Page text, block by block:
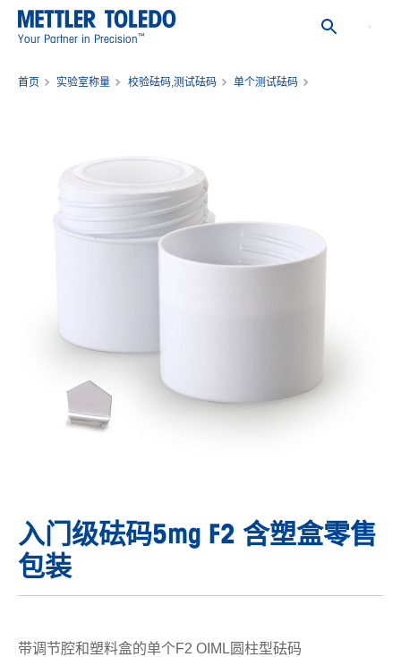
Your Partner in Precision™
首页 实验室称量 校验砝码,测试砝码
单个测试砝码
入门级砝码5mg F2 含塑盒零售
包装
带调节腔和塑料盒的单个F2 OIML圆柱型砝码